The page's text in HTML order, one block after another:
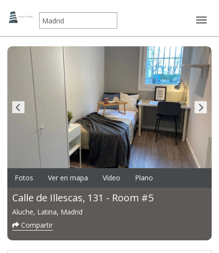
Fotos Ver en mapa Vídeo Plano
Calle de Illescas, 131 - Room #5
Aluche, Latina, Madrid
Compartir